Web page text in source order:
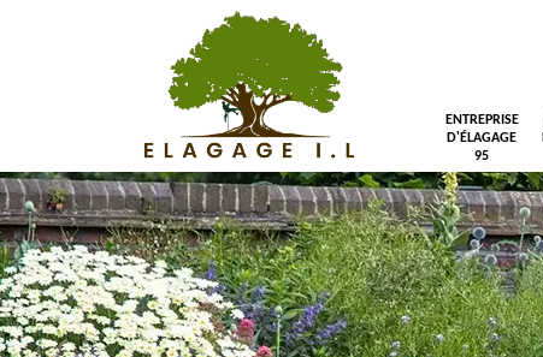
ENTREPRISE
D'ÉLAGAGE
95